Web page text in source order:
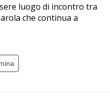
luogo di incontro tra
che continua a